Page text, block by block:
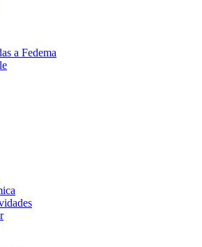
a Fedema